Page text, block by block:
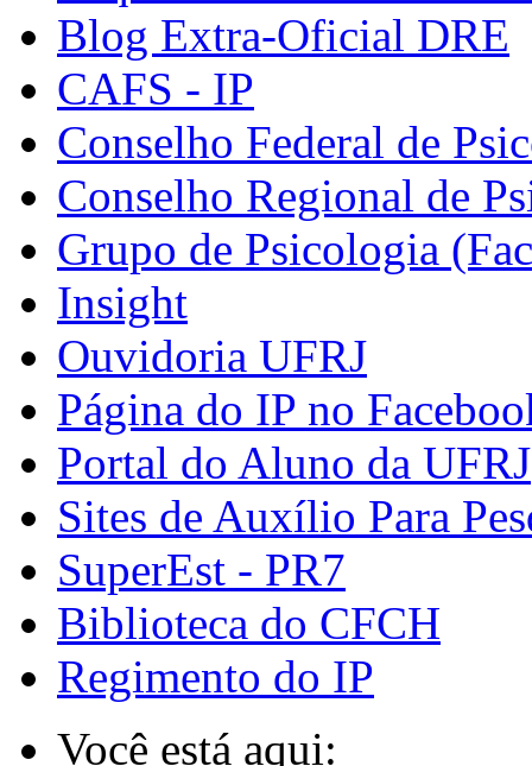
Blog Extra-Oficial DRE
CAFS - IP
Conselho Federal de
Conselho Regional de
Grupo de Psicologia
Insight
Ouvidoria UFRJ
Página do IP no
Portal do Aluno da UFRJ
Sites de Auxílio Para
SuperEst - PR7
Biblioteca do CFCH
Regimento do IP
Você está aqui: